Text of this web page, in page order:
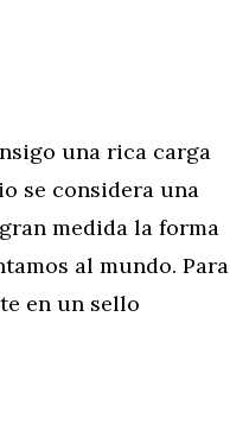
una rica carga
se considera una
medida la forma
al mundo. Para
en un sello